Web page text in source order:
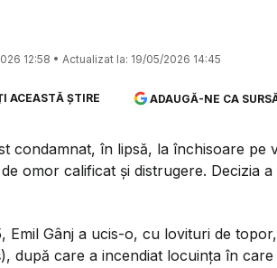
12:58 • Actualizat la: 19/05/2026 14:45
ACEASTĂ ȘTIRE ADAUGĂ-NE CA
condamnat, în lipsă, la închisoare pe
omor calificat și distrugere. Decizia
Emil Gânj a ucis-o, cu lovituri de
după care a incendiat locuința în care